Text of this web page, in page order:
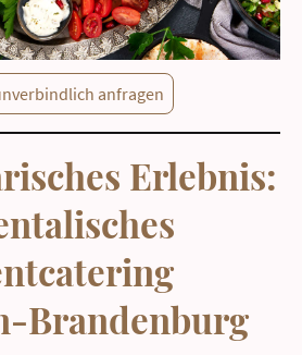
anfragen
Erlebnis:
Brandenburg